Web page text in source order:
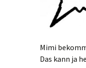
Mimi
Das kann ja